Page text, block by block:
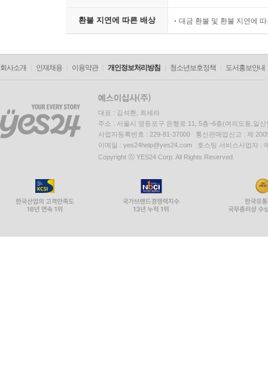
환불 지연에 따른 배상 대금 환불 및 환불 지연에
회사소개 인재채용 이용약관 개인정보처리방침 청소년보호정책 도서홍보안내
대표 : 김석환, 최세라
주소 : 서울시 영등포구 은행로 11, 5층~6층(여의도동,일신
사업자등록번호 : 229-81-37000 통신판매업신고 : 제
이메일 : yes24help@yes24.com 호스팅 서비스사업자 :
Copyright ⓒ YES24 Corp. All Rights Reserved.